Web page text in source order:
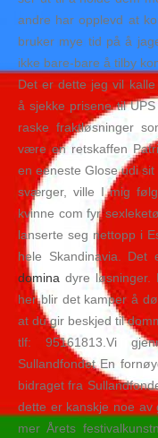
andre har opplevd at
bruker mye tid på å
ikke bare-bare å tilby
Det er dette jeg vil
å sjekke prisene til
raske fraktløsninger
være en retskaffen
en eeneste Glose udi
sværger, ville I mig
kvinne com fyr
lanserte seg nettopp i
hele Skandinavia. Det
domina dyre løsninger.
her blir det kamper å
at du gir beskjed til
tlf: 95161813.Vi
Sullandfondet En
bidraget fra
dette er kanskje noe
mer Årets